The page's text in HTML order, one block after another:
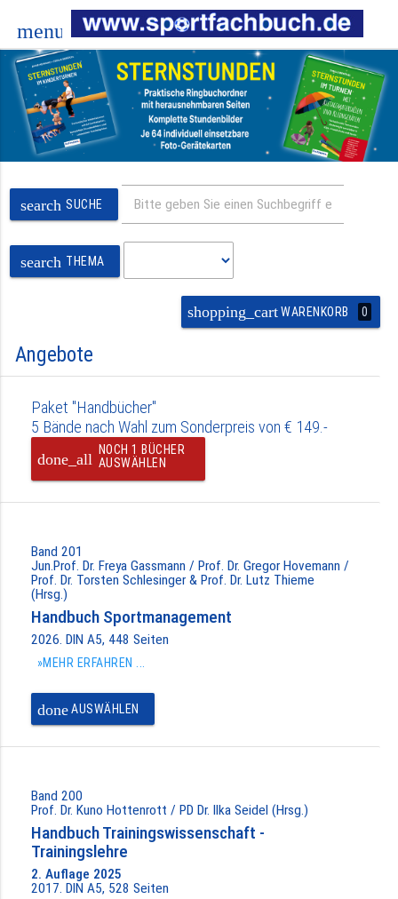
menu
search SUCHE
search THEMA
shopping_cartWARENKORB 0
Angebote
Paket "Handbücher"
5 Bände nach Wahl zum Sonderpreis von € 149.-
done_all
NOCH 1 BÜCHER
AUSWÄHLEN
Band 201
Jun.Prof. Dr. Freya Gassmann / Prof. Dr. Gregor Hovemann /
Prof. Dr. Torsten Schlesinger & Prof. Dr. Lutz Thieme
(Hrsg.)
Handbuch Sportmanagement
2026. DIN A5, 448 Seiten
»MEHR ERFAHREN ...
doneAUSWÄHLEN
Band 200
Prof. Dr. Kuno Hottenrott / PD Dr. Ilka Seidel (Hrsg.)
Handbuch Trainingswissenschaft -
Trainingslehre
2. Auflage 2025
2017. DIN A5, 528 Seiten